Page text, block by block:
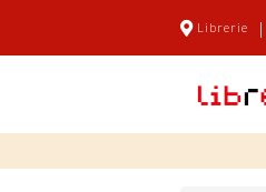
Librerie |